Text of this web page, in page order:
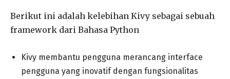
Berikut ini adalah kelebihan Kivy sebagai sebuah
framework dari Bahasa Python
Kivy membantu pengguna merancang interface
pengguna yang inovatif dengan fungsionalitas